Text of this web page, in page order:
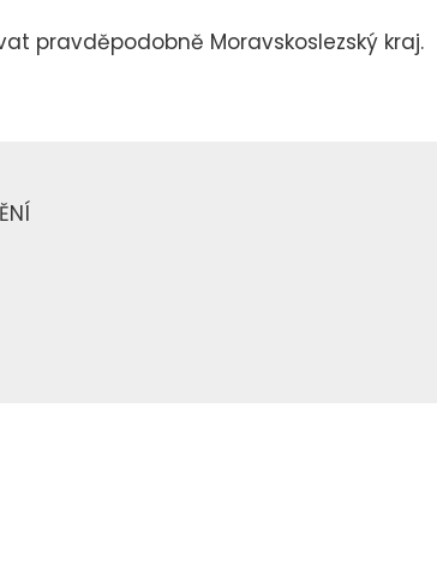
pravděpodobně Moravskoslezský kraj.